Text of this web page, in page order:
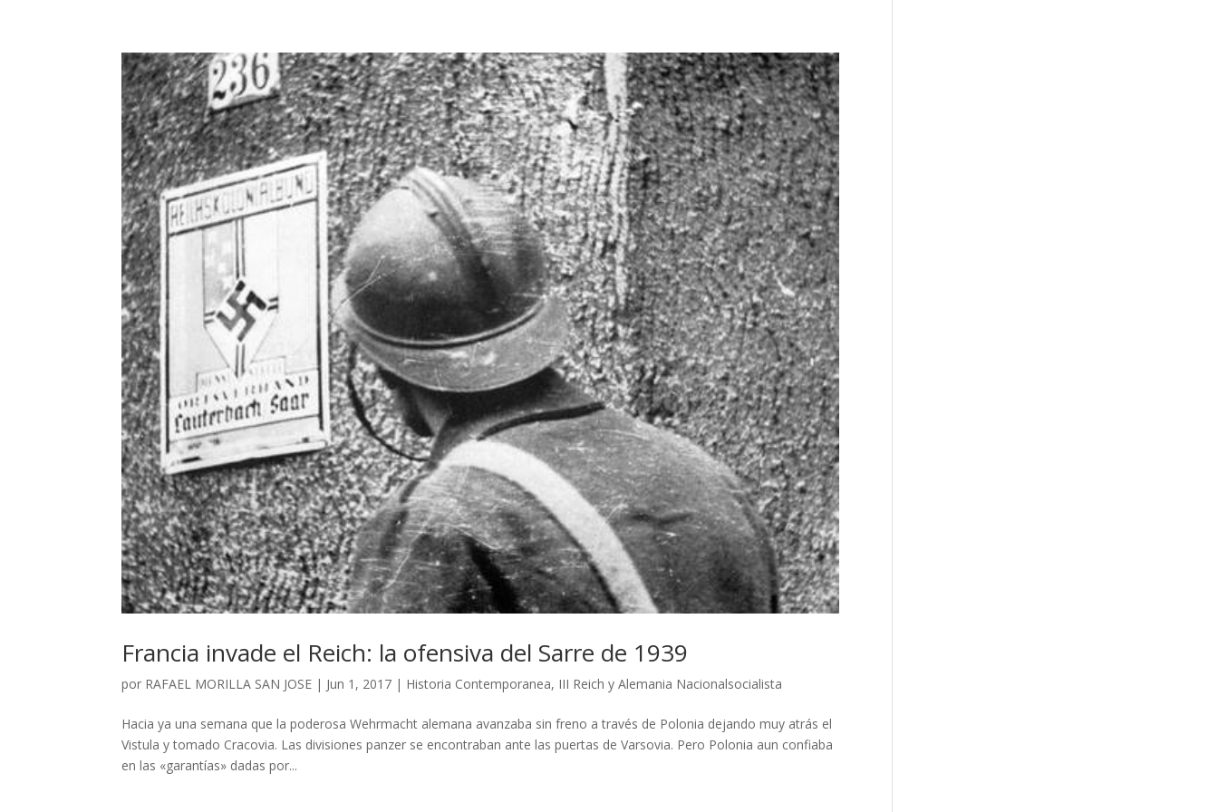
Francia invade el Reich: la ofensiva del Sarre de 1939
por RAFAEL MORILLA SAN JOSE | Jun 1, 2017 | Historia Contemporanea, III Reich y Alemania Nacionalsocialista
Hacia ya una semana que la poderosa Wehrmacht alemana avanzaba sin freno a través de Polonia dejando muy atrás el
Vistula y tomado Cracovia. Las divisiones panzer se encontraban ante las puertas de Varsovia. Pero Polonia aun confiaba
en las «garantías» dadas por...